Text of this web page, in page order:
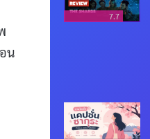
น
7.7